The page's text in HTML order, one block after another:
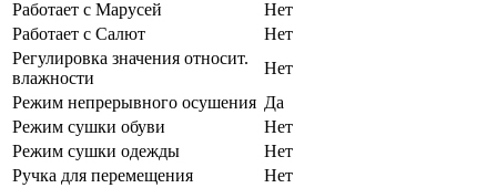
Работает с Марусей
Нет
Работает с Салют
Нет
Регулировка значения относит.
влажности
Нет
Режим непрерывного осушения Да
Режим сушки обуви
Нет
Режим сушки одежды
Нет
Ручка для перемещения
Нет